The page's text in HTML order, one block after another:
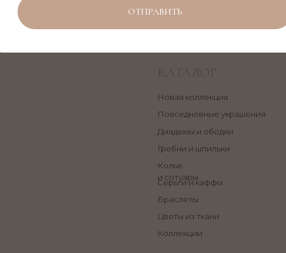
ОТПРАВИТЬ
объектом авторского
СПИСОК ФОТОГРАФОВ
и
Цветы из ткани